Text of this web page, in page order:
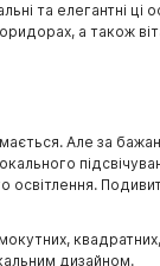
та елегантні ці
а також
Але за
дизайном.